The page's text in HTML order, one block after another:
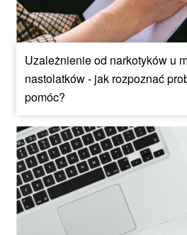
Uzależnienie od narkotyków u
nastolatków - jak rozpoznać
pomóc?